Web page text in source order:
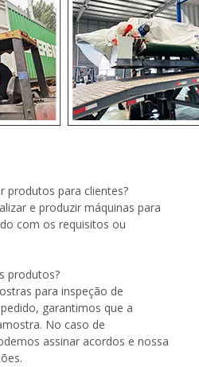
produtos para clientes?
e produzir máquinas para
com os requisitos ou
produtos?
para inspeção de
garantimos que a
No caso de
assinar acordos e nossa